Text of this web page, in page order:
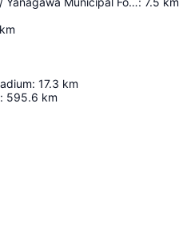
km
: 17.3 km
: 595.6 km